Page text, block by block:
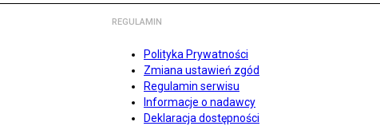
REGULAMIN
Polityka Prywatności
Zmiana ustawień zgód
Regulamin serwisu
Informacje o nadawcy
Deklaracja dostępności